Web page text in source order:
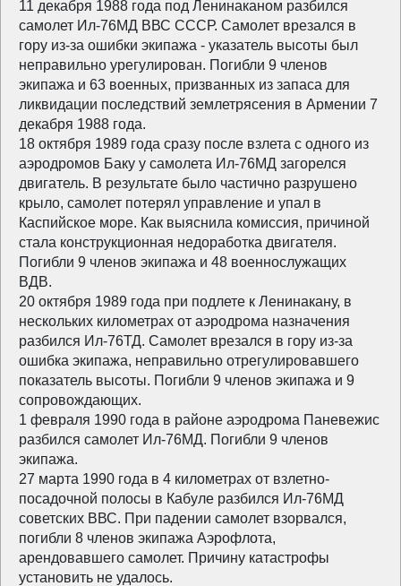
11 декабря 1988 года под Ленинаканом разбился
самолет Ил-76МД ВВС СССР. Самолет врезался в
гору из-за ошибки экипажа - указатель высоты был
неправильно урегулирован. Погибли 9 членов
экипажа и 63 военных, призванных из запаса для
ликвидации последствий землетрясения в Армении 7
декабря 1988 года.
18 октября 1989 года сразу после взлета с одного из
аэродромов Баку у самолета Ил-76МД загорелся
двигатель. В результате было частично разрушено
крыло, самолет потерял управление и упал в
Каспийское море. Как выяснила комиссия, причиной
стала конструкционная недоработка двигателя.
Погибли 9 членов экипажа и 48 военнослужащих
ВДВ.
20 октября 1989 года при подлете к Ленинакану, в
нескольких километрах от аэродрома назначения
разбился Ил-76ТД. Самолет врезался в гору из-за
ошибка экипажа, неправильно отрегулировавшего
показатель высоты. Погибли 9 членов экипажа и 9
сопровождающих.
1 февраля 1990 года в районе аэродрома Паневежис
разбился самолет Ил-76МД. Погибли 9 членов
экипажа.
27 марта 1990 года в 4 километрах от взлетно-
посадочной полосы в Кабуле разбился Ил-76МД
советских ВВС. При падении самолет взорвался,
погибли 8 членов экипажа Аэрофлота,
арендовавшего самолет. Причину катастрофы
установить не удалось.